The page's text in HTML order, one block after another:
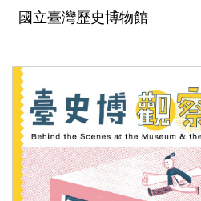
國立臺灣歷史博物館